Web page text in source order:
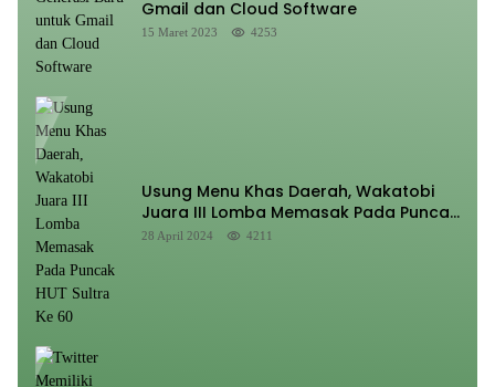
Gmail dan Cloud Software
15 Maret 2023 4253
Usung Menu Khas Daerah, Wakatobi
Juara III Lomba Memasak Pada Puncak
HUT Sultra Ke 60
28 April 2024 4211